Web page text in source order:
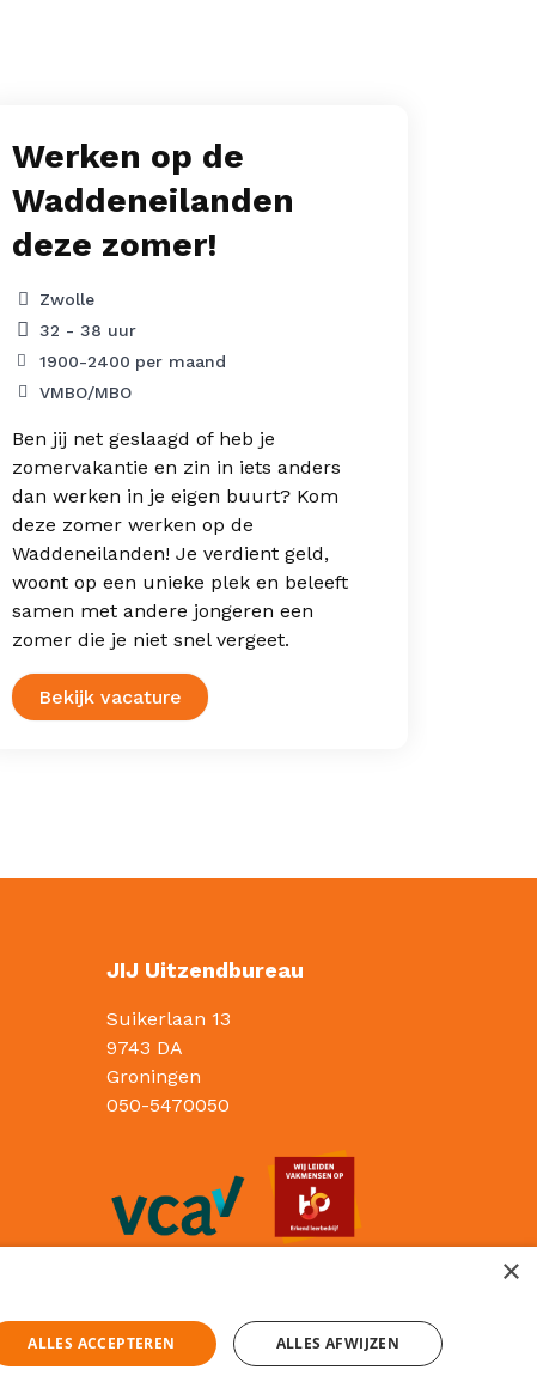
Werken op de
Waddeneilanden
deze zomer!
Zwolle
32 - 38 uur
1900-2400 per maand
VMBO/MBO
Ben jij net geslaagd of heb je
zomervakantie en zin in iets anders
dan werken in je eigen buurt? Kom
deze zomer werken op de
Waddeneilanden! Je verdient geld,
woont op een unieke plek en beleeft
samen met andere jongeren een
zomer die je niet snel vergeet.
Bekijk vacature
JIJ Uitzendbureau
Suikerlaan 13
9743 DA
Groningen
050-5470050
×
ALLES ACCEPTEREN ALLES AFWIJZEN